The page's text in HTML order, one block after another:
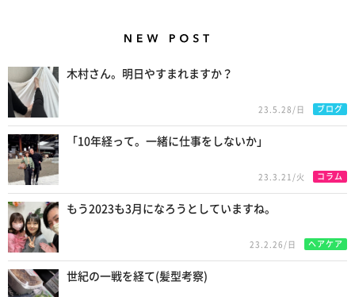
木村さん。明日やすまれますか？
23.5.28/日 ブログ
「10年経って。一緒に仕事をしないか」
23.3.21/火 コラム
もう2023も3月になろうとしていますね。
23.2.26/日 ヘアケア
世紀の一戦を経て(髪型考察)